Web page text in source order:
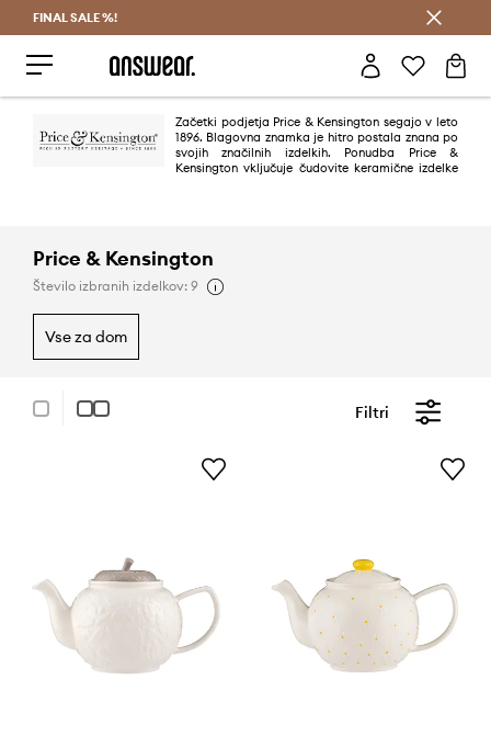
FINAL SALE %!
Začetki podjetja Price & Kensington segajo v leto
1896. Blagovna znamka je hitro postala znana po
svojih značilnih izdelkih. Ponudba Price &
Kensington vključuje čudovite keramične izdelke
Price & Kensington
Število izbranih izdelkov: 9
vse za dom
Filtri